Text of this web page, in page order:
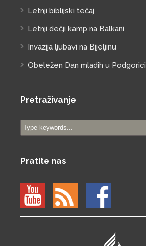
Letnji biblijski tečaj
Letnji dečji kamp na Balkani
Invazija ljubavi na Bijeljinu
Obeležen Dan mladih u Podgorici
Pretraživanje
Pratite nas